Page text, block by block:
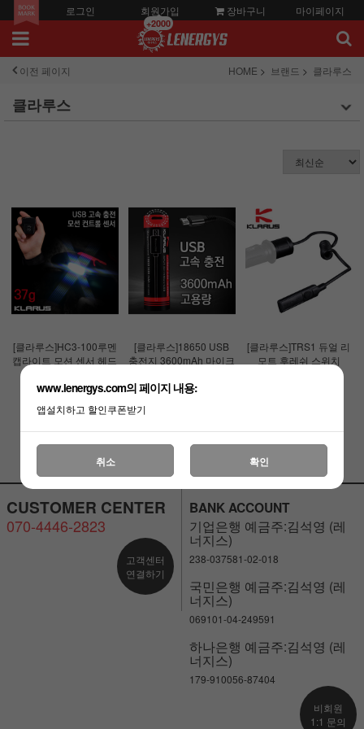
로그인 회원가입
+2000
장바구니 마이페이지
이전 페이지 HOME 브랜드 클라루스
클라루스
[클라루스]HC3-100루멘
캡라이트 모션 센서 헤드
￦22,000￦19,800
[클라루스]18650 USB
충전지 3600mAh 마이크
￦28,000￦25,200
[클라루스]TRS1 듀얼 리
모트 후레쉬 스위치
￦18,900
CUSTOMER CENTER
070-4446-2823
고객센터
연결하기
BANK ACCOUNT
기업은행 예금주:김석영 (레
너지스)
238-037581-02-018
국민은행 예금주:김석영 (레
너지스)
069101-04-249591
하나은행 예금주:김석영 (레
너지스)
179-910056-87404
비회원
1:1 문의
www.lenergys.com의 페이지 내용:
앱설치하고 할인쿠폰받기
취소 확인